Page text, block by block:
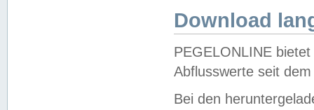
Download
PEGELONLINE
Abflusswerte seit
Bei den